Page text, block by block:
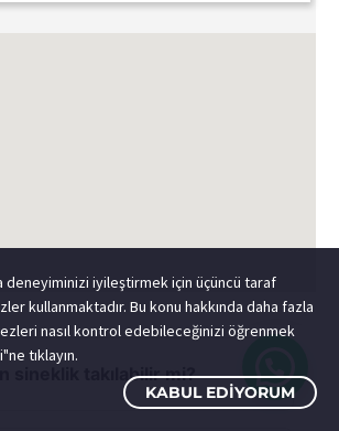
sineklik takılabilir mi?
deneyiminizi iyileştirmek için üçüncü taraf
kullanmaktadır. Bu konu hakkında daha fazla
nasıl kontrol edebileceğinizi öğrenmek
tıklayın.
KABUL EDIYORUM